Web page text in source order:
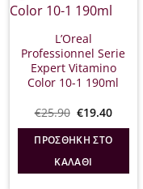
L’Oreal
Professionnel Serie
Expert Vitamino
Color 10-1 190ml
€25.90 Original
was:
€25.90.
€19.40Η
τιμή
είναι:
ΠΡΟΣΘΉΚΗ ΣΤΟ
ΚΑΛΆΘΙ